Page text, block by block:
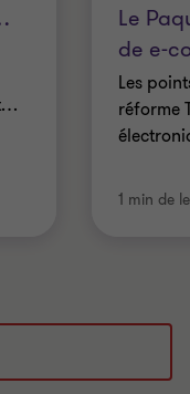
…
Le
de e-
Les
réforme
1 min de